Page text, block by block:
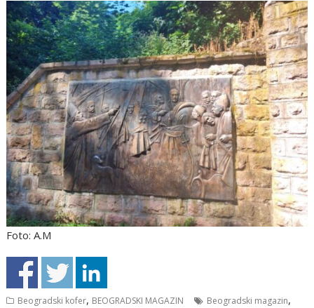
Foto: A.M
Beogradski kofer, BEOGRADSKI MAGAZIN Beogradski magazin,